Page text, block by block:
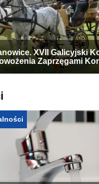
XVII Galicyjski
Zaprzęgami